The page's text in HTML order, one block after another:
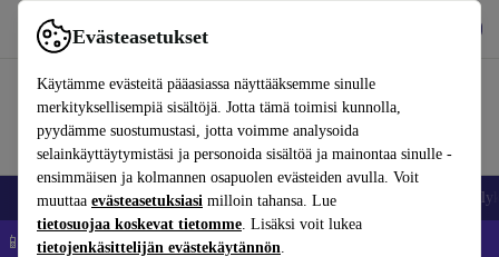
Evästeasetukset
Käytämme evästeitä pääasiassa näyttääksemme sinulle
merkityksellisempiä sisältöjä. Jotta tämä toimisi kunnolla,
pyydämme suostumustasi, jotta voimme analysoida
selainkäyttäytymistäsi ja personoida sisältöä ja mainontaa sinulle -
ensimmäisen ja kolmannen osapuolen evästeiden avulla. Voit
muuttaa evästeasetuksiasi milloin tahansa. Lue
tietosuojaa koskevat tietomme. Lisäksi voit lukea
tietojenkäsittelijän evästekäytännön.
Käytä refurbed-palvelua nopeasti ja helposti
Matkapuhelimet ja älypuhelimet Kannettavat tietokoneet
📱 Säästä 5 % LISÄÄ iPhoneista – Koodi: IPHONEDEAL –